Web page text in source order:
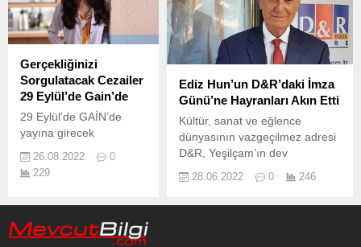
Ocak'ta vizyona giriyor.
Gerçekliğinizi
Sorgulatacak Cezailer
29 Eylül’de Gain’de
29 Eylül’de GAİN’de
yayına girecek
psikiyatri kliniğinde cezai
ehliyeti olmayanları
edecek.
26.08.2022
0
229
Ediz Hun’un D&R’daki İmza
Günü’ne Hayranları Akın Etti
Kültür, sanat ve eğlence
dünyasının vazgeçilmez adresi
D&R, Yeşilçam’ın dev
Suadiye’de gerçekleşen imza
28.06.2022 0 246